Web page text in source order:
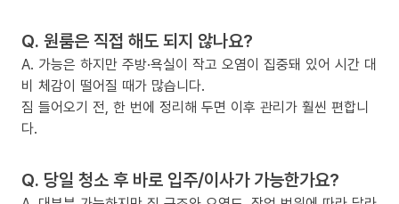
Q. 원룸은 직접 해도 되지 않나요?
A. 가능은 하지만 주방·욕실이 작고 오염이 집중돼 있어 시간 대
비 체감이 떨어질 때가 많습니다.
짐 들어오기 전, 한 번에 정리해 두면 이후 관리가 훨씬 편합니
다.
Q. 당일 청소 후 바로 입주/이사가 가능한가요?